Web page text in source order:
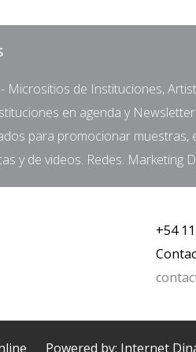
Micrositios de Instituciones,
en agenda y
para promocionar
y de videos. Redes. Marketing
+54
Powered by: Internet